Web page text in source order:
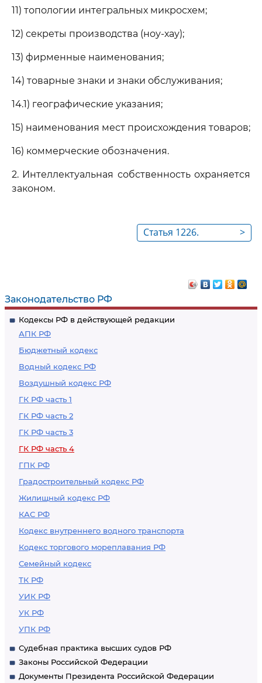
Законодательство РФ
Кодексы РФ в действующей редакции
АПК РФ
Бюджетный кодекс
Водный кодекс РФ
Воздушный кодекс РФ
ГК РФ часть 1
ГК РФ часть 2
ГК РФ часть 3
ГК РФ часть 4
ГПК РФ
Градостроительный кодекс РФ
Жилищный кодекс РФ
КАС РФ
Кодекс внутреннего водного транспорта
Кодекс торгового мореплавания РФ
Семейный кодекс
ТК РФ
УИК РФ
УК РФ
УПК РФ
Судебная практика высших судов РФ
Законы Российской Федерации
Документы Президента Российской Федерации
11) топологии интегральных микросхем;
12) секреты производства (ноу-хау);
13) фирменные наименования;
14) товарные знаки и знаки обслуживания;
14.1) географические указания;
15) наименования мест происхождения товаров;
16) коммерческие обозначения.
2. Интеллектуальная собственность охраняется
законом.
>
Статья 1226.